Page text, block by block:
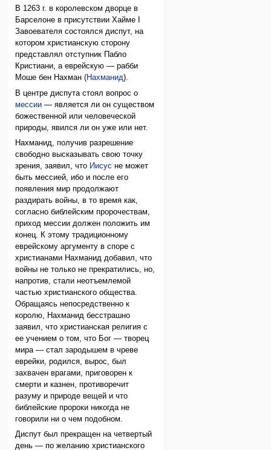
В 1263 г. в королевском дворце в
Барселоне в присутствии Хайме I
Завоевателя состоялся диспут, на
котором христианскую сторону
представлял отступник Пабло
Кристиани, а еврейскую — рабби
Моше бен Нахман (Нахманид).
В центре диспута стоял вопрос о
мессии — является ли он существом
божественной или человеческой
природы, явился ли он уже или нет.
Нахманид, получив разрешение
свободно высказывать свою точку
зрения, заявил, что Иисус не может
быть мессией, ибо и после его
появления мир продолжают
раздирать войны, в то время как,
согласно библейским пророчествам,
приход мессии должен положить им
конец. К этому традиционному
еврейскому аргументу в споре с
христианами Нахманид добавил, что
войны не только не прекратились, но,
напротив, стали неотъемлемой
частью христианского общества.
Обращаясь непосредственно к
королю, Нахманид бесстрашно
заявил, что христианская религия с
ее учением о том, что Бог — творец
мира — стал зародышем в чреве
еврейки, родился, вырос, был
захвачен врагами, приговорен к
смерти и казнен, противоречит
разуму и природе вещей и что
библейские пророки никогда не
говорили ни о чем подобном.
Диспут был прекращен на четвертый
день — по желанию христианского